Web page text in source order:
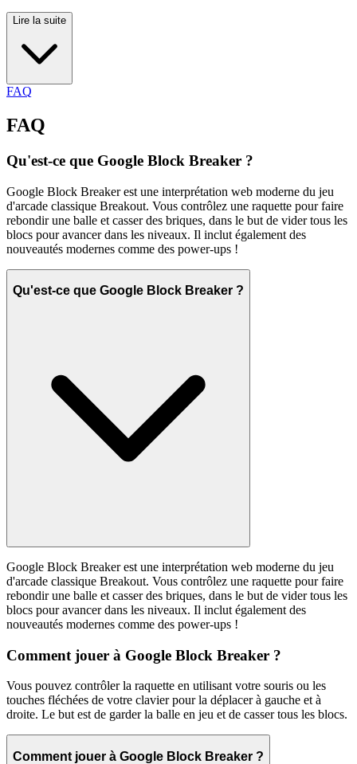
Lire la suite
FAQ
FAQ
Qu'est-ce que Google Block Breaker ?
Google Block Breaker est une interprétation web moderne du jeu
d'arcade classique Breakout. Vous contrôlez une raquette pour faire
rebondir une balle et casser des briques, dans le but de vider tous les
blocs pour avancer dans les niveaux. Il inclut également des
nouveautés modernes comme des power-ups !
Qu'est-ce que Google Block Breaker ?
Google Block Breaker est une interprétation web moderne du jeu
d'arcade classique Breakout. Vous contrôlez une raquette pour faire
rebondir une balle et casser des briques, dans le but de vider tous les
blocs pour avancer dans les niveaux. Il inclut également des
nouveautés modernes comme des power-ups !
Comment jouer à Google Block Breaker ?
Vous pouvez contrôler la raquette en utilisant votre souris ou les
touches fléchées de votre clavier pour la déplacer à gauche et à
droite. Le but est de garder la balle en jeu et de casser tous les blocs.
Comment jouer à Google Block Breaker ?